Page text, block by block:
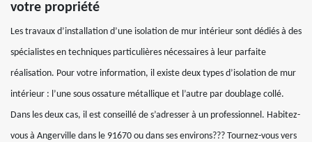
votre propriété
Les travaux d’installation d’une isolation de mur intérieur sont dédiés à des
spécialistes en techniques particulières nécessaires à leur parfaite
réalisation. Pour votre information, il existe deux types d’isolation de mur
intérieur : l’une sous ossature métallique et l’autre par doublage collé.
Dans les deux cas, il est conseillé de s’adresser à un professionnel. Habitez-
vous à Angerville dans le 91670 ou dans ses environs??? Tournez-vous vers